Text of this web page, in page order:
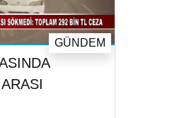
GÜNDEM